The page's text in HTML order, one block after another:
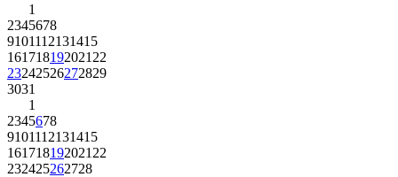
1
2345678
9101112131415
161718192021 22
23242526272829
3031
1
2345678
9101112131415
161718192021 22
232425262728